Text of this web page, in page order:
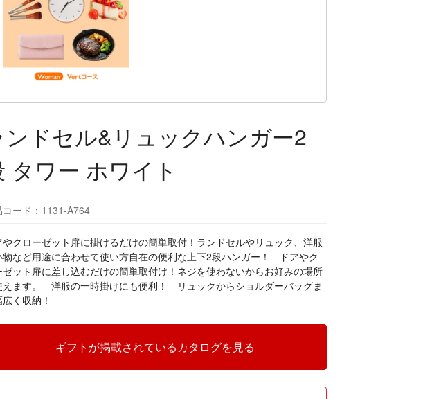
ンドセル&リュックハンガー2
タワー ホワイト
コード：1131-A764
やクローゼット扉に掛けるだけの簡単取付！ランドセルやリュック、洋服
物など用途に合わせて使い方自在の便利な上下2段ハンガー！ ドアやク
ゼット扉に差し込むだけの簡単取付け！ネジを使わないからお好みの場所
えます。 洋服の一時掛けにも便利！ リュックからショルダーバッグま
く収納！
ギフトが掲載されているカタログを見る